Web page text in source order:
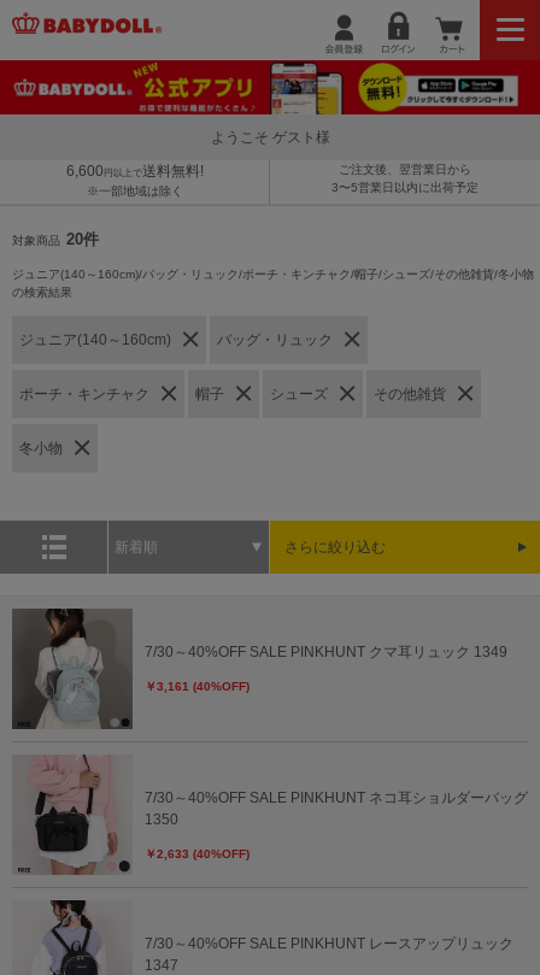
ようこそ ゲスト様
6,600 円以上で送料無料!
※一部地域は除く
ご注文後、翌営業日から
3〜5営業日以内に出荷予定
対象商品 20件
ジュニア(140～160cm)/バッグ・リュック/ポーチ・キンチャク/帽子/シューズ/その他雑貨/冬小物
の検索結果
ジュニア(140～160cm) バッグ・リュック
ポーチ・キンチャク 帽子 シューズ その他雑貨
冬小物
新着順 さらに絞り込む
7/30～40%OFF SALE PINKHUNT クマ耳リュック 1349
￥3,161 (40%OFF)
7/30～40%OFF SALE PINKHUNT ネコ耳ショルダーバッグ
1350
￥2,633 (40%OFF)
7/30～40%OFF SALE PINKHUNT レースアップリュック
1347